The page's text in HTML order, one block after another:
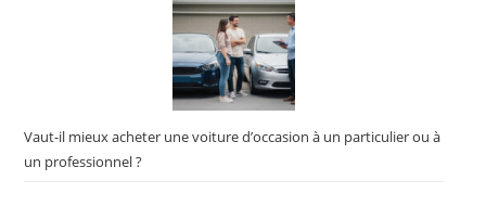
Vaut-il mieux acheter une voiture d’occasion à un particulier ou à
un professionnel ?